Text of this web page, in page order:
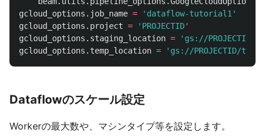
gcloud_options . job_name = ' dataflow-tutorial1 '
gcloud_options . project = ' PROJECTID'
gcloud_options . staging_location = ' gs://PROJECTID/
gcloud_options . temp_location = ' gs://PROJECTID/temp
Dataflowのスケール設定
Workerの最大数や、マシンタイプ等を設定します。